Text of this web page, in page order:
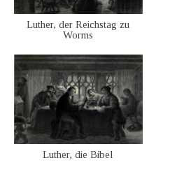
Luther, der Reichstag zu
Worms
Luther, die Bibel